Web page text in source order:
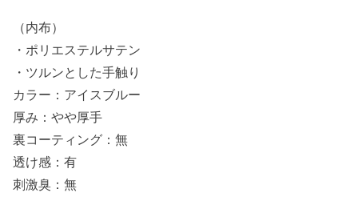
（内布）
・ポリエステルサテン
・ツルンとした手触り
カラー：アイスブルー
厚み：やや厚手
裏コーティング：無
透け感：有
刺激臭：無